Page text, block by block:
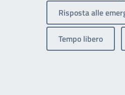
Risposta alle
Tempo libero